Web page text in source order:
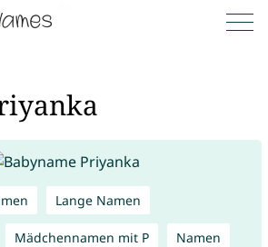
Lange Namen
Mädchennamen mit P Namen